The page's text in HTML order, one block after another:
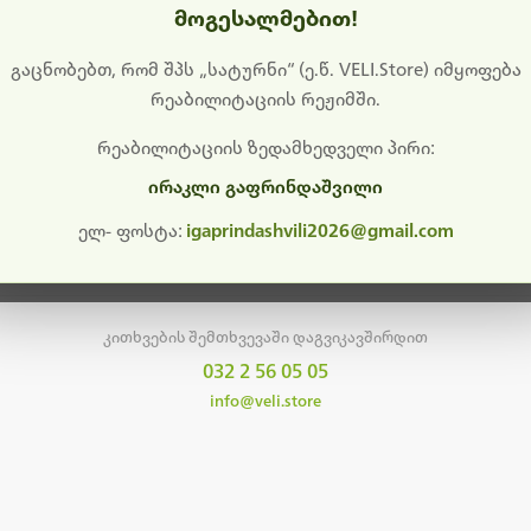
გიხდით შეფერხებისთვის. ამჟამად მიმდინარეობს
განახლება და ტექნიკური სამუშაოები.
მალე ისევ ხელმისაწვდომი იქნება. გმადლობთ მოთმინებისთვის!
მთავარ გვერდზე დაბრუნება
კითხვების შემთხვევაში დაგვიკავშირდით
032 2 56 05 05
info@veli.store
მოგესალმებით!
გაცნობებთ, რომ შპს „სატურნი“ (ე.წ. VELI.Store) იმყოფება
რეაბილიტაციის რეჟიმში.
რეაბილიტაციის ზედამხედველი პირი:
ირაკლი გაფრინდაშვილი
ელ- ფოსტა: igaprindashvili2026@gmail.com